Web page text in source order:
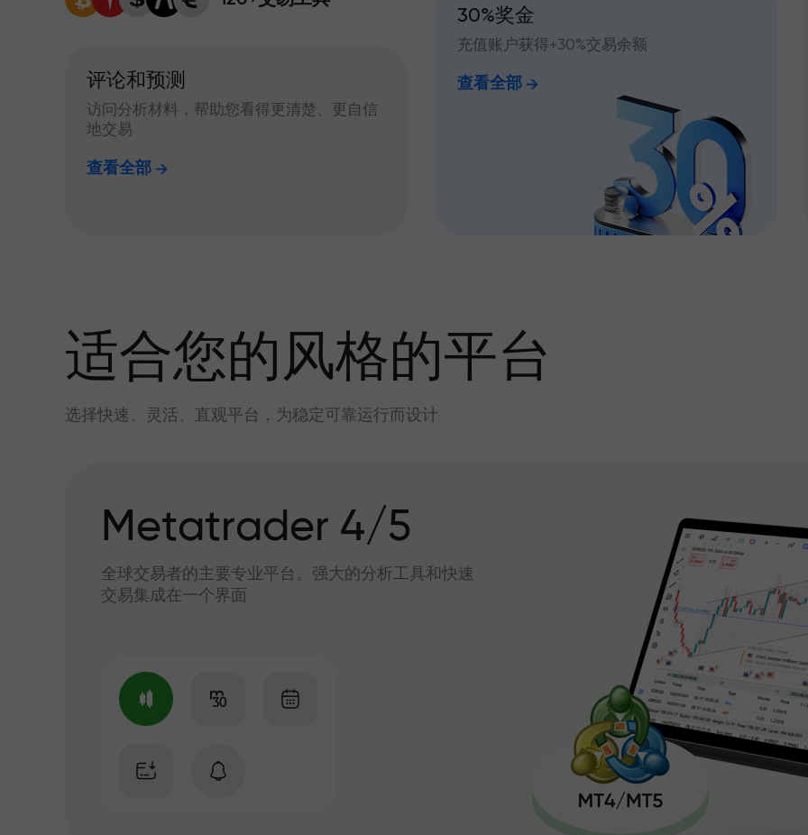
评论和预测
访问分析材料，帮助您看得更清楚、更自信
地交易
查看全部
30%奖金
充值账户获得+30%交易余额
查看全部
适合您的风格的平台
选择快速、灵活、直观平台，为稳定可靠运行而设计
Metatrader 4/5
全球交易者的主要专业平台。强大的分析工具和快速
交易集成在一个界面